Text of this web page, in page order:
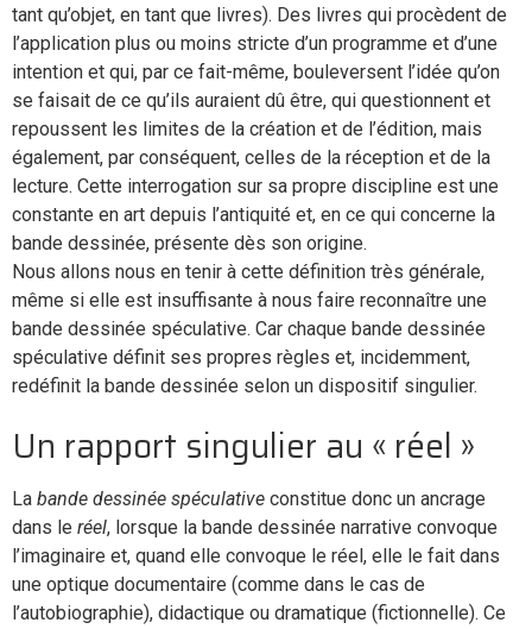
tant qu’objet, en tant que livres). Des livres qui procèdent de
l’application plus ou moins stricte d’un programme et d’une
intention et qui, par ce fait-même, bouleversent l’idée qu’on
se faisait de ce qu’ils auraient dû être, qui questionnent et
repoussent les limites de la création et de l’édition, mais
également, par conséquent, celles de la réception et de la
lecture. Cette interrogation sur sa propre discipline est une
constante en art depuis l’antiquité et, en ce qui concerne la
bande dessinée, présente dès son origine.
Nous allons nous en tenir à cette définition très générale,
même si elle est insuffisante à nous faire reconnaître une
bande dessinée spéculative. Car chaque bande dessinée
spéculative définit ses propres règles et, incidemment,
redéfinit la bande dessinée selon un dispositif singulier.
Un rapport singulier au « réel »
La bande dessinée spéculative constitue donc un ancrage
dans le réel, lorsque la bande dessinée narrative convoque
l’imaginaire et, quand elle convoque le réel, elle le fait dans
une optique documentaire (comme dans le cas de
l’autobiographie), didactique ou dramatique (fictionnelle). Ce